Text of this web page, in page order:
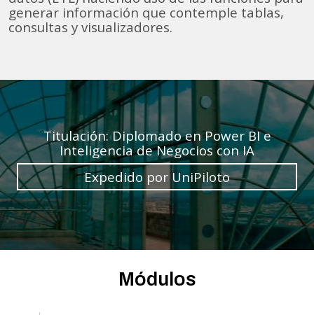
generar información que contemple tablas,
consultas y visualizadores.
Titulación: Diplomado en Power BI e
Inteligencia de Negocios con IA
Expedido por UniPiloto
Módulos